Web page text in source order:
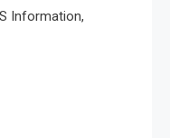
Information,